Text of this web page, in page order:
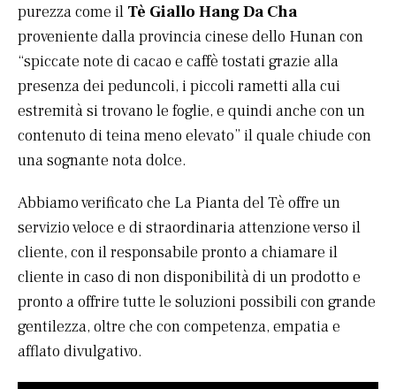
purezza come il Tè Giallo Hang Da Cha
proveniente dalla provincia cinese dello Hunan con
“spiccate note di cacao e caffè tostati grazie alla
presenza dei peduncoli, i piccoli rametti alla cui
estremità si trovano le foglie, e quindi anche con un
contenuto di teina meno elevato” il quale chiude con
una sognante nota dolce.
Abbiamo verificato che La Pianta del Tè offre un
servizio veloce e di straordinaria attenzione verso il
cliente, con il responsabile pronto a chiamare il
cliente in caso di non disponibilità di un prodotto e
pronto a offrire tutte le soluzioni possibili con grande
gentilezza, oltre che con competenza, empatia e
afflato divulgativo.